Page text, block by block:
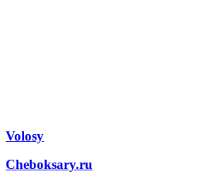
Volosy
Cheboksary.ru